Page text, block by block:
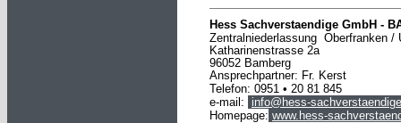
Hess Sachverstaendige GmbH -
Zentralniederlassung Oberfranken /
Katharinenstrasse 2a
96052 Bamberg
Ansprechpartner: Fr. Kerst
Telefon: 0951 • 20 81 845
e-mail:
info@hess-
Homepage: www.hess-